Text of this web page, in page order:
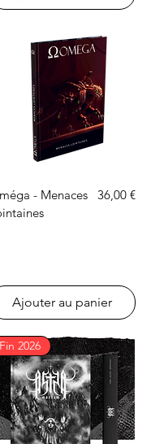
Aperçu rapide
- Menaces
Prix
36,00 €
Ajouter au panier
Fin 2026